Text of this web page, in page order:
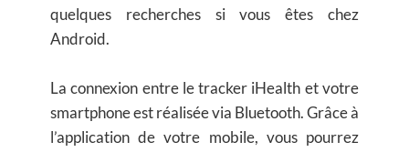
quelques recherches si vous êtes chez
Android.
La connexion entre le tracker iHealth et votre
smartphone est réalisée via Bluetooth. Grâce à
l’application de votre mobile, vous pourrez